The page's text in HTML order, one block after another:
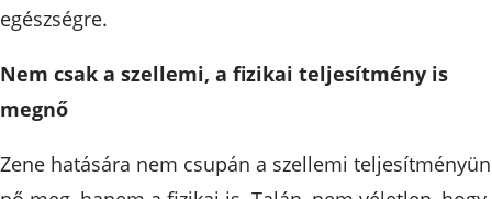
egészségre.
Nem csak a szellemi, a fizikai teljesítmény is
megnő
Zene hatására nem csupán a szellemi